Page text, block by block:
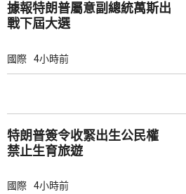
據報特朗普屬意副總統萬斯出
戰下屆大選
國際 4小時前
特朗普簽令收緊出生公民權
禁止生育旅遊
國際 4小時前